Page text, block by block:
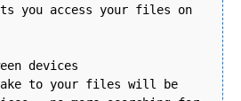
you access your files on
devices
make to your files will be